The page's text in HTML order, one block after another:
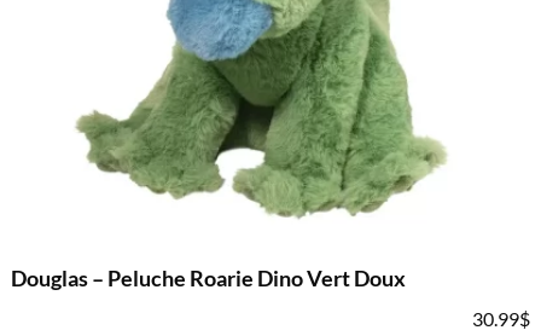
Douglas – Peluche Roarie Dino Vert Doux
30.99$